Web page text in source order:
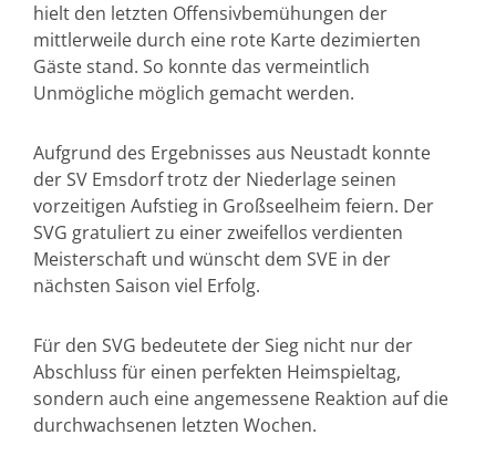
hielt den letzten Offensivbemühungen der
mittlerweile durch eine rote Karte dezimierten
Gäste stand. So konnte das vermeintlich
Unmögliche möglich gemacht werden.
Aufgrund des Ergebnisses aus Neustadt konnte
der SV Emsdorf trotz der Niederlage seinen
vorzeitigen Aufstieg in Großseelheim feiern. Der
SVG gratuliert zu einer zweifellos verdienten
Meisterschaft und wünscht dem SVE in der
nächsten Saison viel Erfolg.
Für den SVG bedeutete der Sieg nicht nur der
Abschluss für einen perfekten Heimspieltag,
sondern auch eine angemessene Reaktion auf die
durchwachsenen letzten Wochen.